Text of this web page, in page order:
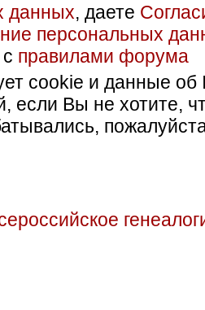
данных, даете
персональных
правилами форума
cookie и данные об
если Вы не хотите,